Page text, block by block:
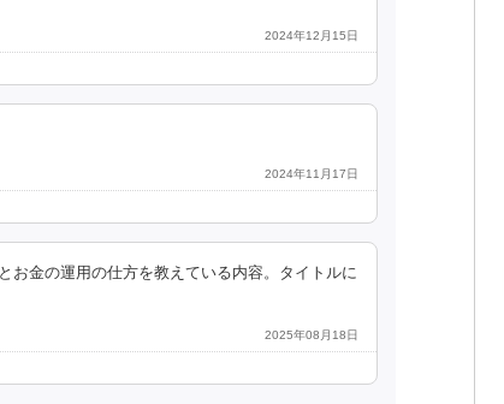
2024年12月15日
2024年11月17日
金の運用の仕方を教えている内容。タイトルに
2025年08月18日